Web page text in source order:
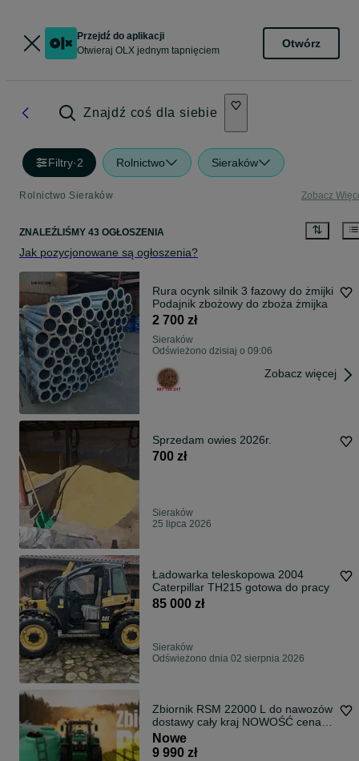
Przejdź do aplikacji
Otwieraj OLX jednym tapnięciem
Otwórz
Znajdź coś dla siebie
Filtry·2 Rolnictwo Sieraków
Rolnictwo Sieraków Zobacz
ZNALEŹLIŚMY 43 OGŁOSZENIA
Jak pozycjonowane są ogłoszenia?
Rura ocynk silnik 3 fazowy do żmijki
Podajnik zbożowy do zboża żmijka
2 700 zł
Sieraków
Odświeżono dzisiaj o 09:06
Zobacz więcej
Sprzedam owies 2026r.
700 zł
Sieraków
25 lipca 2026
Ładowarka teleskopowa 2004
Caterpillar TH215 gotowa do pracy
85 000 zł
Sieraków
Odświeżono dnia 02 sierpnia 2026
Zbiornik RSM 22000 L do nawozów
dostawy cały kraj NOWOŚĆ cena
promocyjna
Nowe
9 990 zł